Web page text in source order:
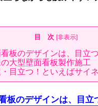
目 次 [非表示]
板のデザインは、目立
大型壁面看板製作施工
目立つ！といえばサイ
板のデザインは、目立